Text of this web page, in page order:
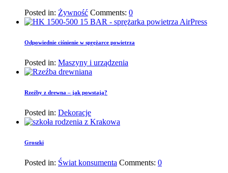
Posted in: Żywność Comments: 0
Odpowiednie ciśnienie w sprężarce powietrza
Posted in: Maszyny i urządzenia
Rzeźby z drewna – jak powstają?
Posted in: Dekoracje
Groszki
Posted in: Świat konsumenta Comments: 0